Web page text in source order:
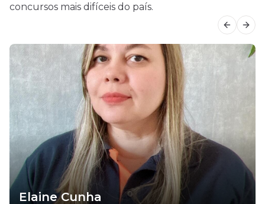
concursos mais difíceis do país.
Elaine Cunha